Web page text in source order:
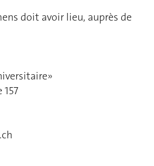
doit avoir lieu, auprès de